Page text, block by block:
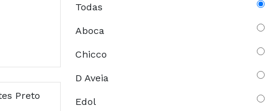
Todas
Aboca
Chicco
D Aveia
Edol